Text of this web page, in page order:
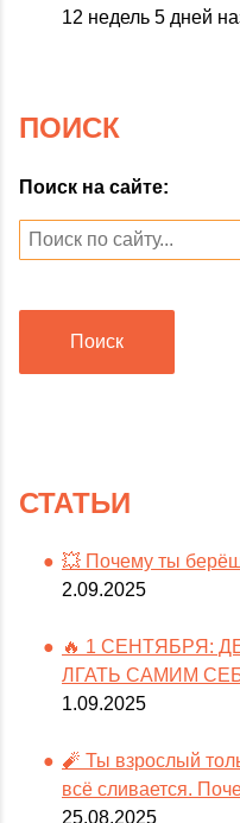
12 недель 5 дней
ПОИСК
Поиск на сайте:
Поиск
СТАТЬИ
💥 Почему ты
2.09.2025
🔥 1 СЕНТЯБРЯ:
ЛГАТЬ САМИМ
1.09.2025
🧨 Ты взрослый
всё сливается.
25.08.2025